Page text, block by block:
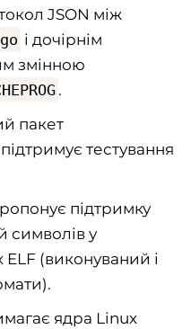
JSON між
і дочірнім
змінною
.
пакет
підтримує тестування
підтримку
символів у
(виконуваний і
ядра Linux